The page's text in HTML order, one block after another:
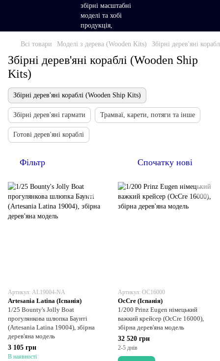
Всі товари Моделі з дерева (Wooden Kits) Збірні дерев'яні
Збірні дерев'яні кораблі (Wooden Ship
Kits)
Збірні дерев'яні кораблі (Wooden Ship Kits)
Збірні дерев'яні гармати Трамваї, карети, потяги та інше
Готові дерев'яні кораблі
Фільтр Спочатку нові
Артикул: AL19004-NA
Artesania Latina (Іспанія)
1/25 Bounty's Jolly Boat
прогулянкова шлюпка Баунті
(Artesania Latina 19004), збірна
дерев'яна модель
3 105 грн
В наявності
Артикул: OC16000
OcCre (Іспанія)
1/200 Prinz Eugen німецький
важкий крейсер (OcCre 16000),
збірна дерев'яна модель
32 520 грн
2-5 днів